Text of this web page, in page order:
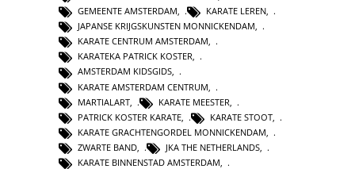
GEMEENTE AMSTERDAM, KARATE LEREN,
JAPANSE KRIJGSKUNSTEN MONNICKENDAM,
KARATE CENTRUM AMSTERDAM,
KARATEKA PATRICK KOSTER,
AMSTERDAM KIDSGIDS,
KARATE AMSTERDAM CENTRUM
MARTIALART
KARATE MEESTER
PATRICK KOSTER KARATE
KARATE STOOT
KARATE GRACHTENGORDEL MONNICKENDAM
ZWARTE BAND
JKA THE NETHERLANDS
KARATE BINNENSTAD AMSTERDAM